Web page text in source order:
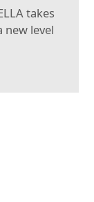
takes
level